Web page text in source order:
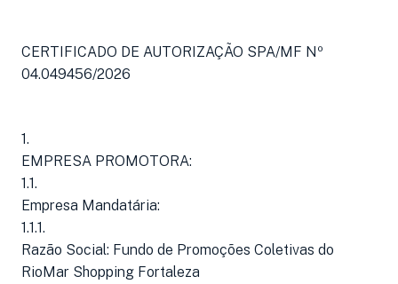
CERTIFICADO DE AUTORIZAÇÃO SPA/MF Nº
04.049456/2026
1.
EMPRESA PROMOTORA:
1.1.
Empresa Mandatária:
1.1.1.
Razão Social: Fundo de Promoções Coletivas do
RioMar Shopping Fortaleza